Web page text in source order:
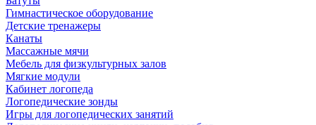
Гимнастическое оборудование
Детские тренажеры
Канаты
Массажные мячи
Мебель для физкультурных залов
Мягкие модули
Кабинет логопеда
Логопедические зонды
Игры для логопедических занятий